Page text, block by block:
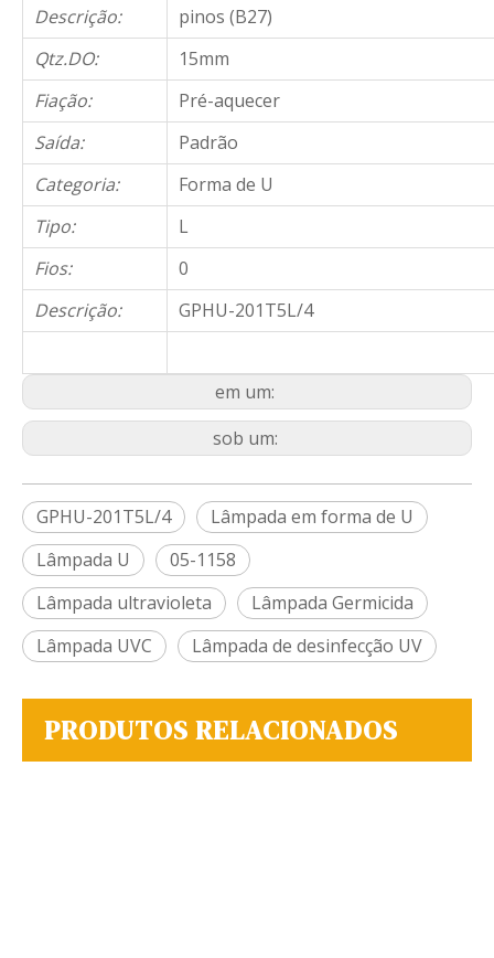
Descrição:
pinos (B27)
Qtz.DO:
15mm
Fiação:
Pré-aquecer
Saída:
Padrão
Categoria:
Forma de U
Tipo:
L
Fios:
0
Descrição:
GPHU-201T5L/4
em um:
sob um:
GPHU-201T5L/4
Lâmpada em forma de U
Lâmpada U
05-1158
Lâmpada ultravioleta
Lâmpada Germicida
Lâmpada UVC
Lâmpada de desinfecção UV
PRODUTOS RELACIONADOS